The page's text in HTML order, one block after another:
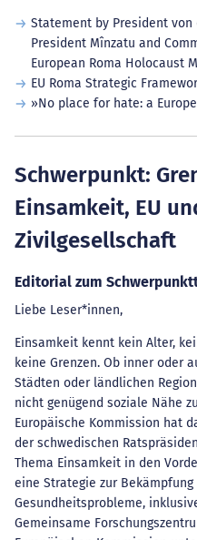
Statement by President von
President Mînzatu and
European Roma Holocaust
EU Roma Strategic
»No place for hate: a
Schwerpunkt:
Einsamkeit, EU
Zivilgesellschaft
Editorial zum
Liebe Leser*innen,
Einsamkeit kennt kein Alter,
keine Grenzen. Ob inner oder
Städten oder ländlichen
nicht genügend soziale Nähe
Europäische Kommission hat
der schwedischen
Thema Einsamkeit in den
eine Strategie zur
Gesundheitsprobleme,
Gemeinsame